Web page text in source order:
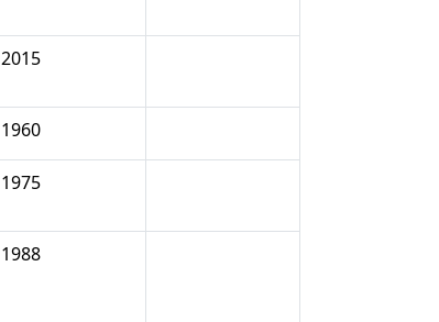
2015
1960
1975
1988